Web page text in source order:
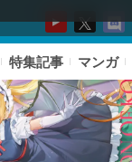
特集記事 マンガ